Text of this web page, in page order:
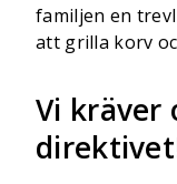
familjen en
att grilla korv
Vi kräver